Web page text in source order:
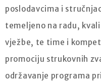
poslodavcima i
temeljeno na radu,
vježbe, te time i
promociju strukovnih
održavanje programa